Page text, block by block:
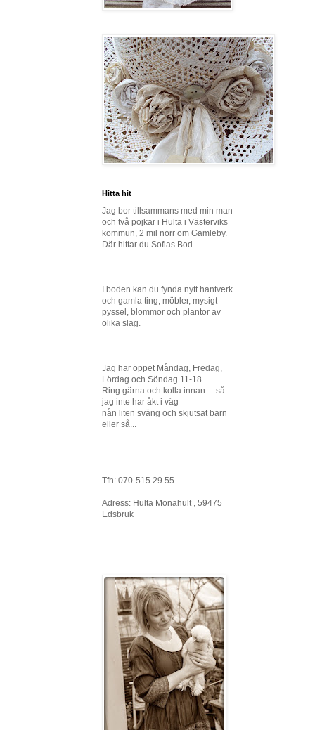
Hitta hit
Jag bor tillsammans med min man
och två pojkar i Hulta i Västerviks
kommun, 2 mil norr om Gamleby.
Där hittar du Sofias Bod.
I boden kan du fynda nytt hantverk
och gamla ting, möbler, mysigt
pyssel, blommor och plantor av
olika slag.
Jag har öppet Måndag, Fredag,
Lördag och Söndag 11-18
Ring gärna och kolla innan.... så
jag inte har åkt i väg
nån liten sväng och skjutsat barn
eller så...
Tfn: 070-515 29 55
Adress: Hulta Monahult , 59475
Edsbruk